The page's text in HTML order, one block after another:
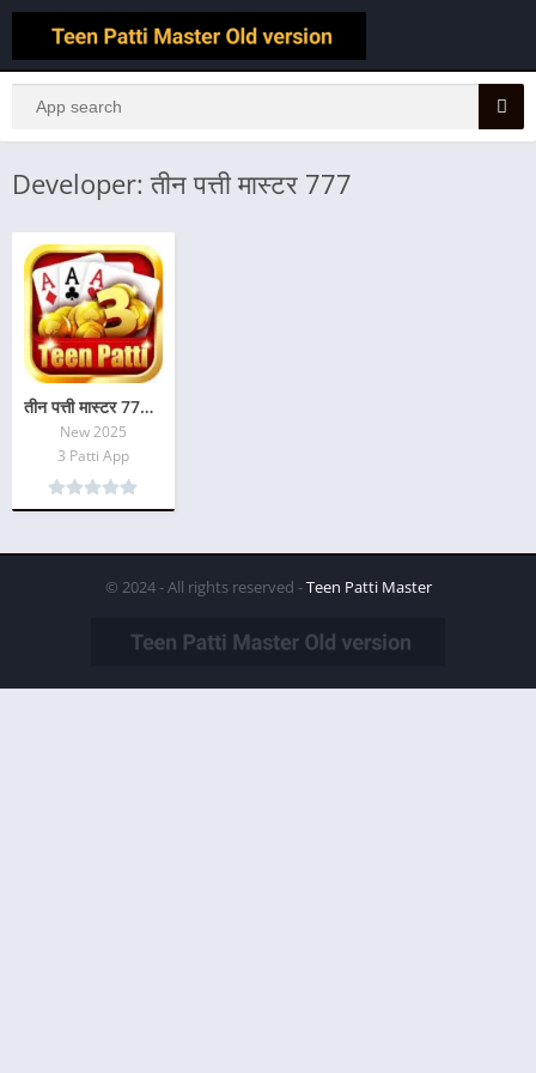
Developer: तीन पत्ती मास्टर 777
तीन पत्ती मास्टर 777 – Download & Get Up Real cash 4360.
New 2025
3 Patti App
© 2024 - All rights reserved -Teen Patti Master